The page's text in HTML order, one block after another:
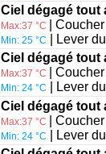
Ciel dégagé tout
Max:37 °C |
Min: 25 °C
| Lever
Ciel dégagé tout
Max:37 °C |
Min: 24 °C
| Lever
Ciel dégagé tout
Max:37 °C |
Min: 24 °C
| Lever